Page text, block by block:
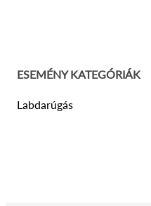
ESEMÉNY KATEGÓRIÁK
Labdarúgás